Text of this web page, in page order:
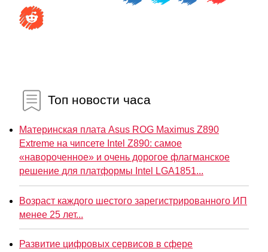
Топ новости часа
Материнская плата Asus ROG Maximus Z890
Extreme на чипсете Intel Z890: самое
«навороченное» и очень дорогое флагманское
решение для платформы Intel LGA1851...
Возраст каждого шестого зарегистрированного ИП
менее 25 лет...
Развитие цифровых сервисов в сфере